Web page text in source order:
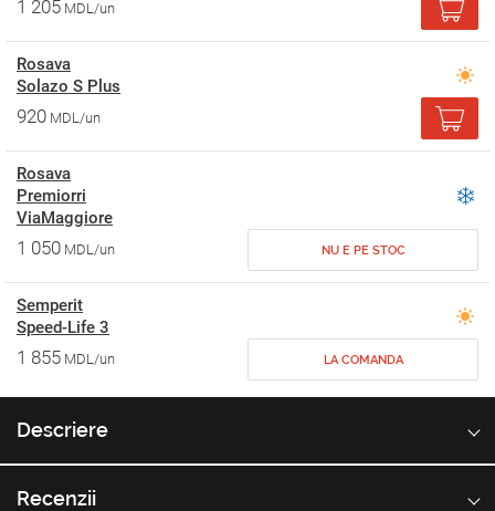
1 205 MDL/un
Rosava
Solazo S Plus
920 MDL/un
Rosava
Premiorri
ViaMaggiore
1 050 MDL/un NU E PE STOC
Semperit
Speed-Life 3
1 855 MDL/un LA COMANDA
Descriere
Recenzii